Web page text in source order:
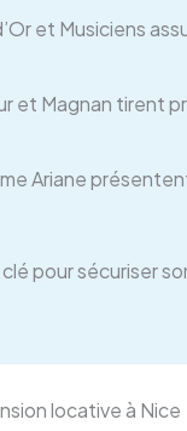
et Musiciens
et Magnan tirent
Ariane
pour sécuriser
locative à Nice